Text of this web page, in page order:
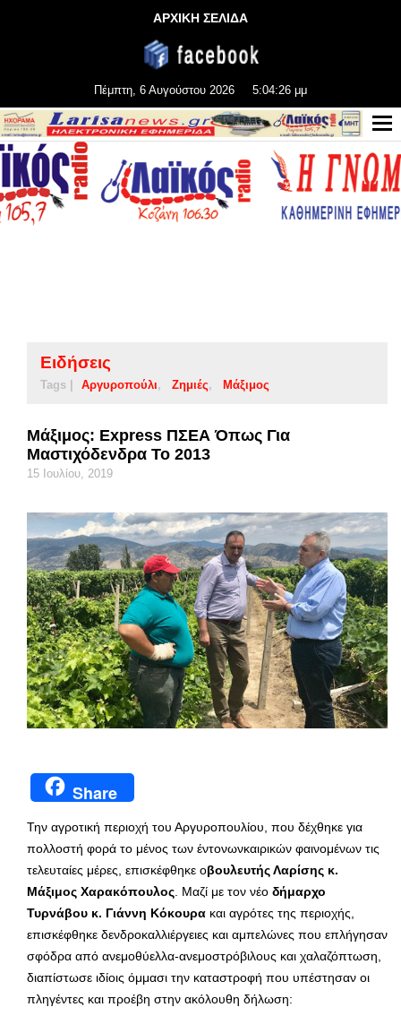
ΑΡΧΙΚΗ ΣΕΛΙΔΑ
Πέμπτη, 6 Αυγούστου 2026 5:04:26 μμ
Ειδήσεις
Tags | Αργυροπούλι Ζημιές Μάξιμος
Μάξιμος: Express ΠΣΕΑ Όπως Για
Μαστιχόδενδρα Το 2013
15 Ιουλίου, 2019
Share
Την αγροτική περιοχή του Αργυροπουλίου, που δέχθηκε για
πολλοστή φορά το μένος των έντονωνκαιρικών φαινομένων τις
τελευταίες μέρες, επισκέφθηκε οβουλευτής Λαρίσης κ.
Μάξιμος Χαρακόπουλος . Μαζί με τον νέο δήμαρχο
Τυρνάβου κ. Γιάννη Κόκουρα και αγρότες της περιοχής,
επισκέφθηκε δενδροκαλλιέργειες και αμπελώνες που επλήγησαν
σφόδρα από ανεμοθύελλα-ανεμοστρόβιλους και χαλαζόπτωση,
διαπίστωσε ιδίοις όμμασι την καταστροφή που υπέστησαν οι
πληγέντες και προέβη στην ακόλουθη δήλωση: